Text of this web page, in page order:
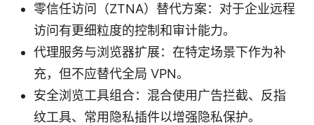
零信任访问（ZTNA）替代方案：对于企业远程
访问有更细粒度的控制和审计能力。
代理服务与浏览器扩展：在特定场景下作为补
充，但不应替代全局 VPN。
安全浏览工具组合：混合使用广告拦截、反指
纹工具、常用隐私插件以增强隐私保护。